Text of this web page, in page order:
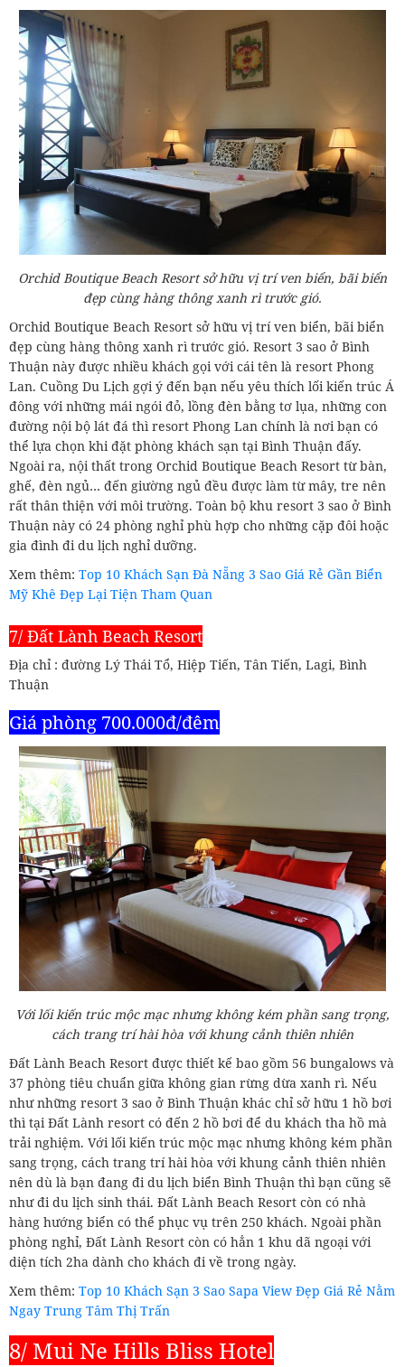
Orchid Boutique Beach Resort sở hữu vị trí ven biển, bãi biển
đẹp cùng hàng thông xanh rì trước gió.
Orchid Boutique Beach Resort sở hữu vị trí ven biển, bãi biển
đẹp cùng hàng thông xanh rì trước gió. Resort 3 sao ở Bình
Thuận này được nhiều khách gọi với cái tên là resort Phong
Lan. Cuồng Du Lịch gợi ý đến bạn nếu yêu thích lối kiến trúc Á
đông với những mái ngói đỏ, lồng đèn bằng tơ lụa, những con
đường nội bộ lát đá thì resort Phong Lan chính là nơi bạn có
thể lựa chọn khi đặt phòng khách sạn tại Bình Thuận đấy.
Ngoài ra, nội thất trong Orchid Boutique Beach Resort từ bàn,
ghế, đèn ngủ… đến giường ngủ đều được làm từ mây, tre nên
rất thân thiện với môi trường. Toàn bộ khu resort 3 sao ở Bình
Thuận này có 24 phòng nghỉ phù hợp cho những cặp đôi hoặc
gia đình đi du lịch nghỉ dưỡng.
Xem thêm: Top 10 Khách Sạn Đà Nẵng 3 Sao Giá Rẻ Gần Biển
Mỹ Khê Đẹp Lại Tiện Tham Quan
7/ Đất Lành Beach Resort
Địa chỉ : đường Lý Thái Tổ, Hiệp Tiến, Tân Tiến, Lagi, Bình
Thuận
Giá phòng 700.000đ/đêm
Với lối kiến trúc mộc mạc nhưng không kém phần sang trọng,
cách trang trí hài hòa với khung cảnh thiên nhiên
Đất Lành Beach Resort được thiết kế bao gồm 56 bungalows và
37 phòng tiêu chuẩn giữa không gian rừng dừa xanh rì. Nếu
như những resort 3 sao ở Bình Thuận khác chỉ sở hữu 1 hồ bơi
thì tại Đất Lành resort có đến 2 hồ bơi để du khách tha hồ mà
trải nghiệm. Với lối kiến trúc mộc mạc nhưng không kém phần
sang trọng, cách trang trí hài hòa với khung cảnh thiên nhiên
nên dù là bạn đang đi du lịch biển Bình Thuận thì bạn cũng sẽ
như đi du lịch sinh thái. Đất Lành Beach Resort còn có nhà
hàng hướng biển có thể phục vụ trên 250 khách. Ngoài phần
phòng nghỉ, Đất Lành Resort còn có hẳn 1 khu dã ngoại với
diện tích 2ha dành cho khách đi về trong ngày.
Xem thêm: Top 10 Khách Sạn 3 Sao Sapa View Đẹp Giá Rẻ Nằm
Ngay Trung Tâm Thị Trấn
8/ Mui Ne Hills Bliss Hotel